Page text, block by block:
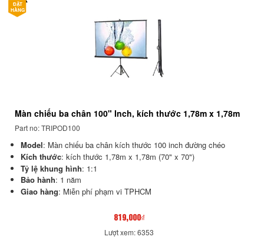
ĐẶT
HÀNG
Màn chiếu ba chân 100" Inch, kích thước 1,78m x 1,78m
Part no: TRIPOD100
Model: Màn chiếu ba chân kích thước 100 inch đường chéo
Kích thước: kích thước 1,78m x 1,78m (70" x 70")
Tỷ lệ khung hình: 1:1
Bảo hành: 1 năm
Giao hàng: Miễn phí phạm vi TPHCM
819,000₫
Lượt xem: 6353